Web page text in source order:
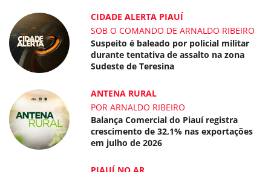
CIDADE ALERTA PIAUÍ
SOB O COMANDO DE ARNALDO RIBEIRO
Suspeito é baleado por policial militar
durante tentativa de assalto na zona
Sudeste de Teresina
ANTENA RURAL
POR ARNALDO RIBEIRO
Balança Comercial do Piauí registra
crescimento de 32,1% nas exportações
em julho de 2026